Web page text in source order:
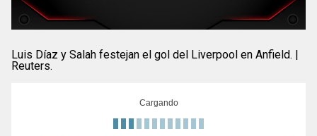
Luis Díaz y Salah festejan el gol del Liverpool en Anfield. |
Reuters.
Cargando